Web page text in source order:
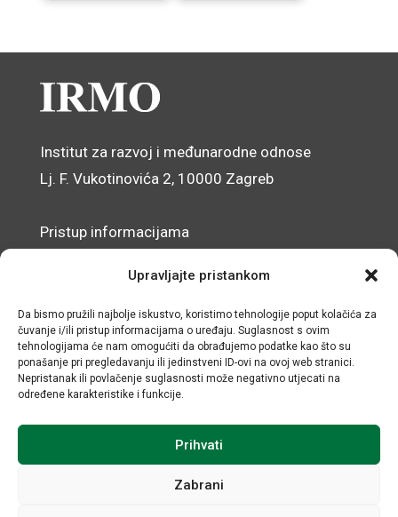
Upravljajte pristankom
Da bismo pružili najbolje iskustvo, koristimo tehnologije poput kolačića za
čuvanje i/ili pristup informacijama o uređaju. Suglasnost s ovim
tehnologijama će nam omogućiti da obrađujemo podatke kao što su
ponašanje pri pregledavanju ili jedinstveni ID-ovi na ovoj web stranici.
Nepristanak ili povlačenje suglasnosti može negativno utjecati na
određene karakteristike i funkcije.
Prihvati
Zabrani
Institut za razvoj i međunarodne odnose
Lj. F. Vukotinovića 2, 10000 Zagreb
Pristup informacijama
Izjava o pristupačnosti mrežnog sjedišta
© IRMO – Impresum
OIB: 31120185175